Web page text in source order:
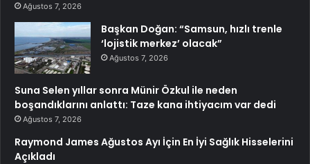
Ağustos 7, 2026
Başkan Doğan: “Samsun, hızlı trenle
‘lojistik merkez’ olacak”
Ağustos 7, 2026
Suna Selen yıllar sonra Münir Özkul ile neden
boşandıklarını anlattı: Taze kana ihtiyacım var dedi
Ağustos 7, 2026
Raymond James Ağustos Ayı İçin En İyi Sağlık Hisselerini
Açıkladı